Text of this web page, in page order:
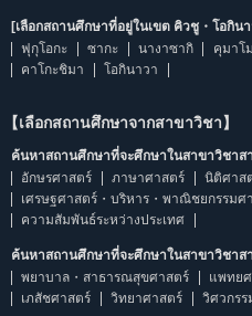
[เลือกสถานศึกษาที่อยู่ในเขต คิวชู・โอกินา
ฟุกุโอกะ
ซากะ นางาซากิ คุมาโ
คาโกะชิมา
โอกินาวา
【เลือกสถานศึกษาจากสาขาวิชา】
ค้นหาสถานศึกษาที่จะศึกษาในสาขาวิชาส
อักษรศาสตร์
ภาษาศาสตร์
นิติศาส
เศรษฐศาสตร์・บริหาร・พาณิชยกรรมศ
ความสัมพันธ์ระหว่างประเทศ
ค้นหาสถานศึกษาที่จะศึกษาในสาขาวิชาส
พยาบาล・สาธารณสุขศาสตร์
แพทย
เภสัชศาสตร์
วิทยาศาสตร์ วิศวกร